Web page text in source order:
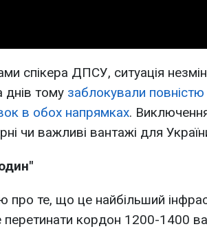
спікера ДПСУ, ситуація
днів тому заблокували
в обох напрямках.
чи важливі вантажі для
про те, що це найбільший
кордон 1200-1400